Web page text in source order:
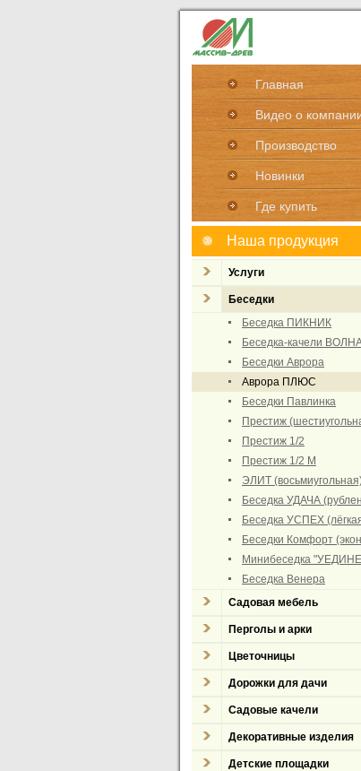
Главная
Видео о
Производство
Новинки
Где купить
Наша продукция
Услуги
Беседки
Беседка ПИКНИК
Беседка-качели
Беседки Аврора
Аврора ПЛЮС
Беседки Павлинка
Престиж
Престиж 1/2
Престиж 1/2 М
ЭЛИТ
Беседка УДАЧА
Беседка УСПЕХ
Беседки Комфорт
Минибеседка
Беседка Венера
Садовая мебель
Перголы и арки
Цветочницы
Дорожки для дачи
Садовые качели
Декоративные изделия
Детские площадки